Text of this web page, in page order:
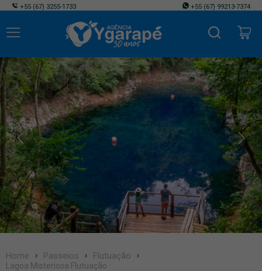
+55 (67) 3255-1733 +55 (67) 99213-7374
Home Passeios Flutuação
Lagoa Misteriosa Flutuação